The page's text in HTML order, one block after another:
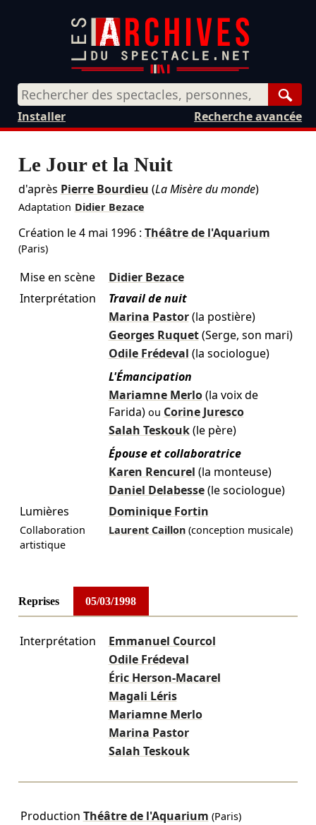
Recherche avancée
Installer
Le Jour et la Nuit
d'après Pierre Bourdieu (La Misère du monde)
Adaptation Didier Bezace
Création le4 mai 1996: Théâtre de l'Aquarium
(Paris)
Mise en scène
Didier Bezace
Interprétation
Travail de nuit
Marina Pastor (la postière)
Georges Ruquet (Serge, son mari)
Odile Frédeval (la sociologue)
L'Émancipation
Mariamne Merlo (la voix de
Farida) ou Corine Juresco
Salah Teskouk (le père)
Épouse et collaboratrice
Karen Rencurel (la monteuse)
Daniel Delabesse (le sociologue)
Lumières
Dominique Fortin
Collaboration
artistique
Laurent Caillon (conception musicale)
Reprises 05/03/1998
Interprétation
Emmanuel Courcol
Odile Frédeval
Éric Herson-Macarel
Magali Léris
Mariamne Merlo
Marina Pastor
Salah Teskouk
Production Théâtre de l'Aquarium (Paris)